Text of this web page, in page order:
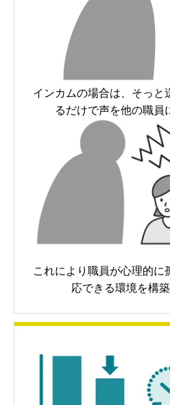
インカムの場合は、そっと
るだけで声を他の職員
これにより職員が心理的に
応できる環境を構